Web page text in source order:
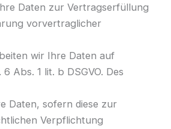
Daten zur Vertragserfüllung
vorvertraglicher
wir Ihre Daten auf
Abs. 1 lit. b DSGVO. Des
Daten, sofern diese zur
Verpflichtung